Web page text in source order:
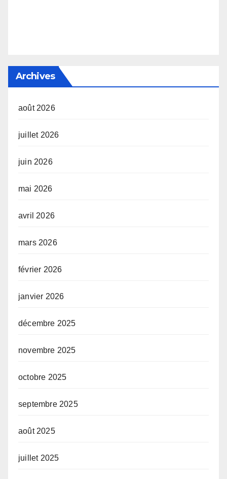
Archives
août 2026
juillet 2026
juin 2026
mai 2026
avril 2026
mars 2026
février 2026
janvier 2026
décembre 2025
novembre 2025
octobre 2025
septembre 2025
août 2025
juillet 2025